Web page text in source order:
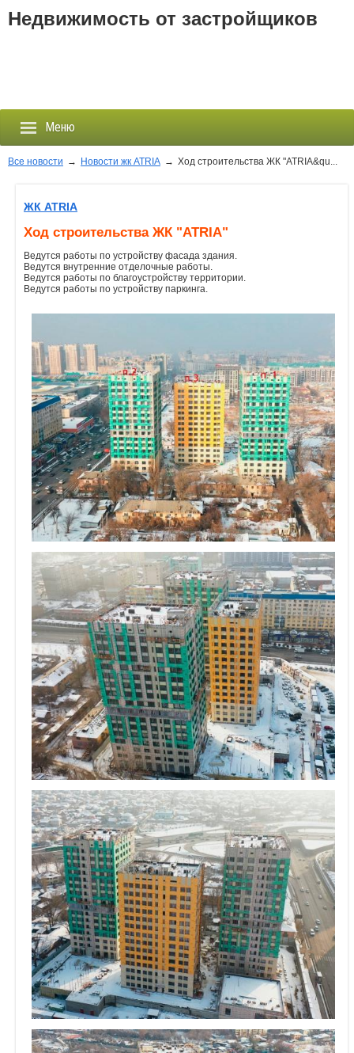
Недвижимость от застройщиков
Меню
Застройщики
Новостройки
Новости
Агентства
Объявления
Кабинет
Все новости → Новости жк ATRIA → Ход строительства ЖК "ATRIA&qu...
ЖК ATRIA
Ход строительства ЖК "ATRIA"
Ведутся работы по устройству фасада здания.
Ведутся внутренние отделочные работы.
Ведутся работы по благоустройству территории.
Ведутся работы по устройству паркинга.